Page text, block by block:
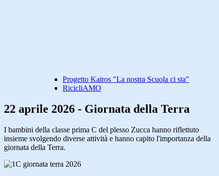
Progetto Kairos "La nostra Scuola ci sta"
RicicliAMO
22 aprile 2026 - Giornata della Terra
I bambini della classe prima C del plesso Zucca hanno riflettuto
insieme svolgendo diverse attività e hanno capito l'importanza della
giornata della Terra.